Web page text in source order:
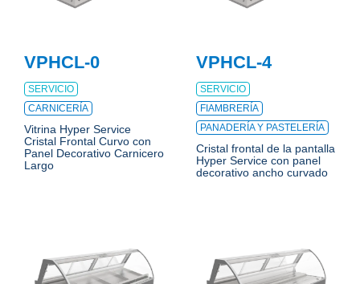
VPHCL-0
SERVICIO
CARNICERÍA
Vitrina Hyper Service
Cristal Frontal Curvo con
Panel Decorativo Carnicero
Largo
VPHCL-4
SERVICIO
FIAMBRERÍA
PANADERÍA Y PASTELERÍA
Cristal frontal de la pantalla
Hyper Service con panel
decorativo ancho curvado